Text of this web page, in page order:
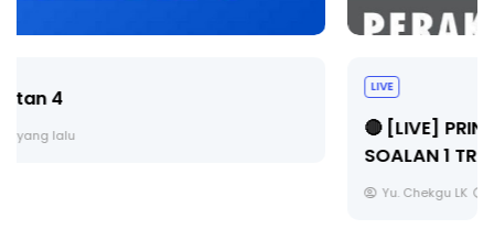
🔴 [LIVE] PRINSIP PERAKAUNAN, BEDAH TUNTAS